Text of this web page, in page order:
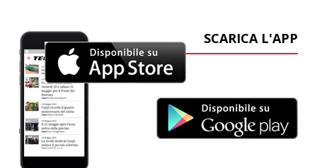
SCARICA L'APP